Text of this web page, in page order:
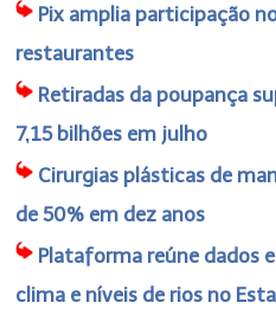
Pix amplia participação
restaurantes
Retiradas da poupança
7,15 bilhões em julho
Cirurgias plásticas de
de 50% em dez anos
Plataforma reúne dados
clima e níveis de rios no